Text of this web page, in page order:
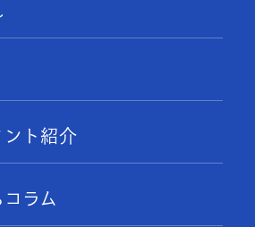
ント紹介
ラム